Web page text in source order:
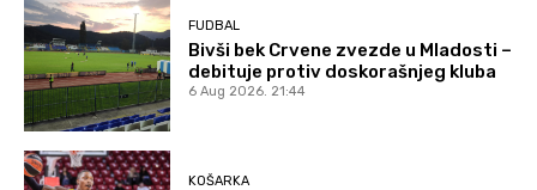
FUDBAL
Bivši bek Crvene zvezde u Mladosti –
debituje protiv doskorašnjeg kluba
6 Aug 2026. 21:44
KOŠARKA